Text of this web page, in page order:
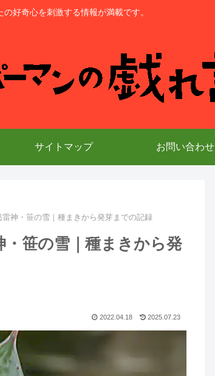
の好奇心を刺激する情報が満載です。
サイトマップ お問い合わせ
雷神・笹の雪｜種まきから発芽までの記録
・笹の雪｜種まきから発
2022.04.18 2025.07.23